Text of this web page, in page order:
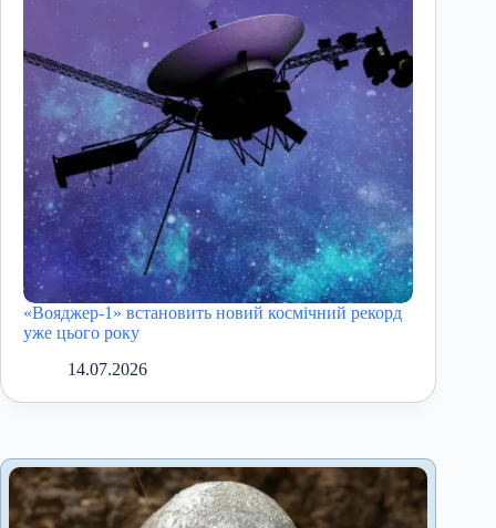
«Вояджер-1» встановить новий космічний рекорд
уже цього року
14.07.2026